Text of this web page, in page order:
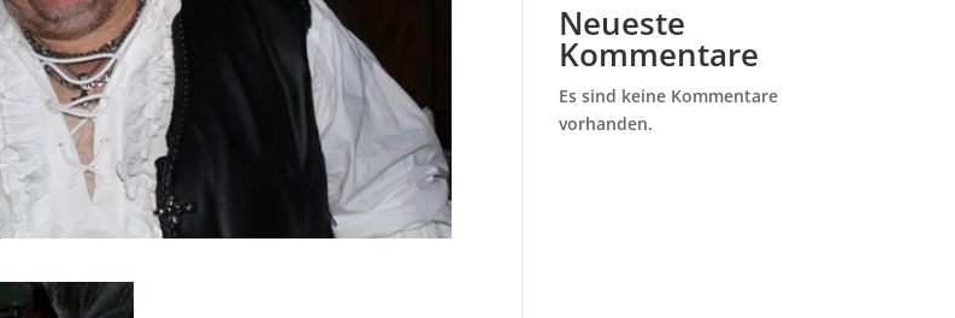
Neueste
Kommentare
Es sind keine Kommentare
vorhanden.